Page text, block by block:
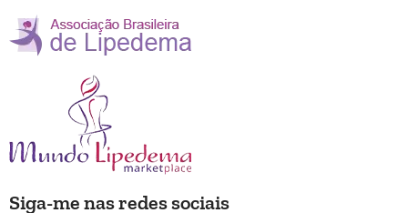
Siga-me nas redes sociais